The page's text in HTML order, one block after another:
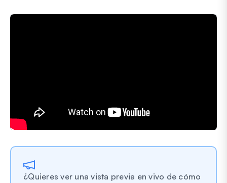
¿Quieres ver una vista previa en vivo de cómo